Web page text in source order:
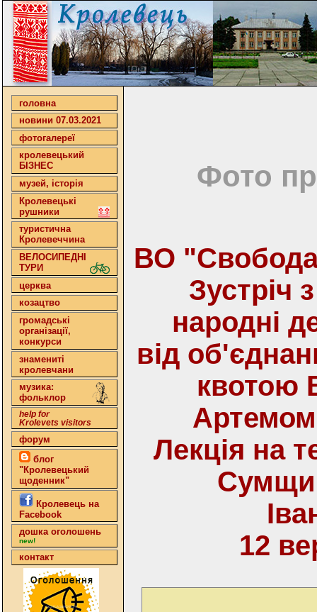
головна
новини 07.03.2021
фотогалереї
кролевецький
БІЗНЕС
музей, історія
Кролевецькі
рушники
туристична
Кролевеччина
ВЕЛОСИПЕДНІ
ТУРИ
церква
козацтво
громадські
організації,
конкурси
знамениті
кролевчани
музика:
фольклор
help for
Krolevets visitors
форум
блог
"Кролевецький
щоденник"
Кролевець на
Facebook
дошка оголошень
new!
контакт
Фото
ВО
Зустріч
народні
від
квотою
Лекція на
12